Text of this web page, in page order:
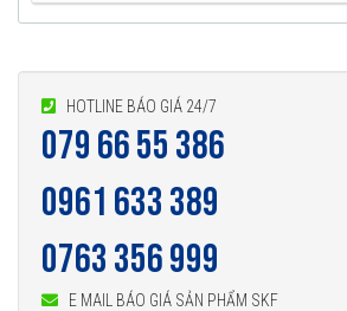
HOTLINE BÁO GIÁ 24/7
079 66 55 386
0961 633 389
0763 356 999
E MAIL BÁO GIÁ SẢN PHẨM SKF